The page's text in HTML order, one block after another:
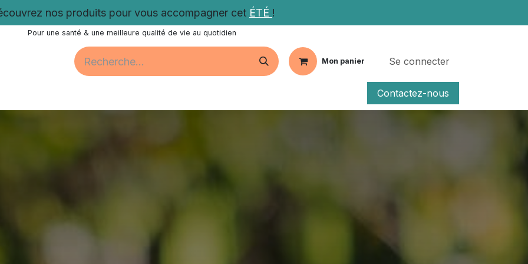
nos produits pour vous accompagner cet ÉTÉ !
Pour une santé & une meilleure qualité de vie au quotidien
Mon panier Se connecter
Contactez-nous